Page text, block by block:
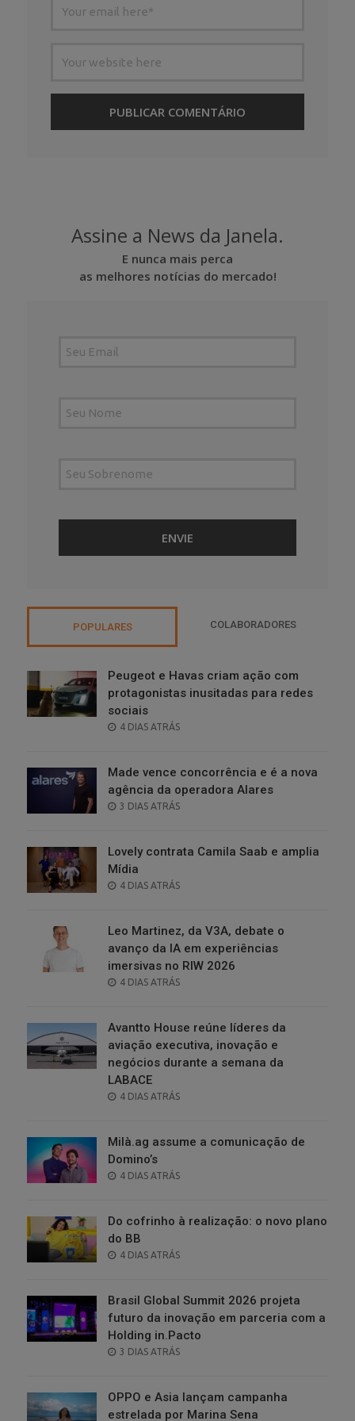
Assine a News da Janela.
E nunca mais perca
as melhores notícias do mercado!
POPULARES COLABORADORES
Peugeot e Havas criam ação com
protagonistas inusitadas para redes
sociais
POSTED
4 DIAS ATRÁS
Made vence concorrência e é a nova
agência da operadora Alares
POSTED
3 DIAS ATRÁS
Lovely contrata Camila Saab e amplia
Mídia
POSTED
4 DIAS ATRÁS
Leo Martinez, da V3A, debate o
avanço da IA em experiências
imersivas no RIW 2026
POSTED
4 DIAS ATRÁS
Avantto House reúne líderes da
aviação executiva, inovação e
negócios durante a semana da
LABACE
POSTED
4 DIAS ATRÁS
Milà.ag assume a comunicação de
Domino’s
POSTED
4 DIAS ATRÁS
Do cofrinho à realização: o novo plano
do BB
POSTED
4 DIAS ATRÁS
Brasil Global Summit 2026 projeta
futuro da inovação em parceria com a
Holding in.Pacto
POSTED
3 DIAS ATRÁS
OPPO e Asia lançam campanha
estrelada por Marina Sena